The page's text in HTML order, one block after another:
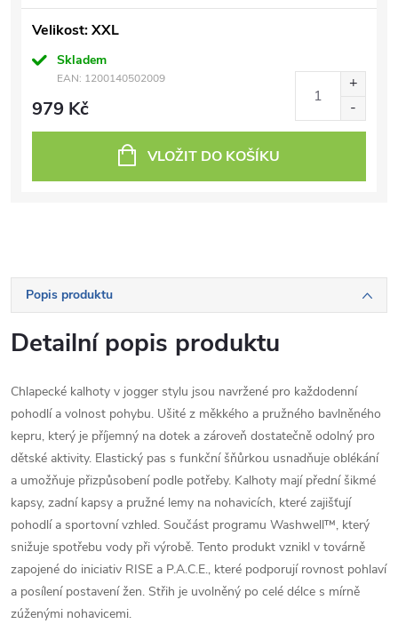
Velikost: XXL
Skladem
EAN: 1200140502009
979 Kč
VLOŽIT DO KOŠÍKU
Popis produktu
Detailní popis produktu
Chlapecké kalhoty v jogger stylu jsou navržené pro každodenní
pohodlí a volnost pohybu. Ušité z měkkého a pružného bavlněného
kepru, který je příjemný na dotek a zároveň dostatečně odolný pro
dětské aktivity. Elastický pas s funkční šňůrkou usnadňuje oblékání
a umožňuje přizpůsobení podle potřeby. Kalhoty mají přední šikmé
kapsy, zadní kapsy a pružné lemy na nohavicích, které zajišťují
pohodlí a sportovní vzhled. Součást programu Washwell™, který
snižuje spotřebu vody při výrobě. Tento produkt vznikl v továrně
zapojené do iniciativ RISE a P.A.C.E., které podporují rovnost pohlaví
a posílení postavení žen. Střih je uvolněný po celé délce s mírně
zúženými nohavicemi.